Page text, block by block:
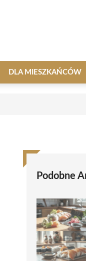
DLA MIESZKAŃCÓW
Podobne